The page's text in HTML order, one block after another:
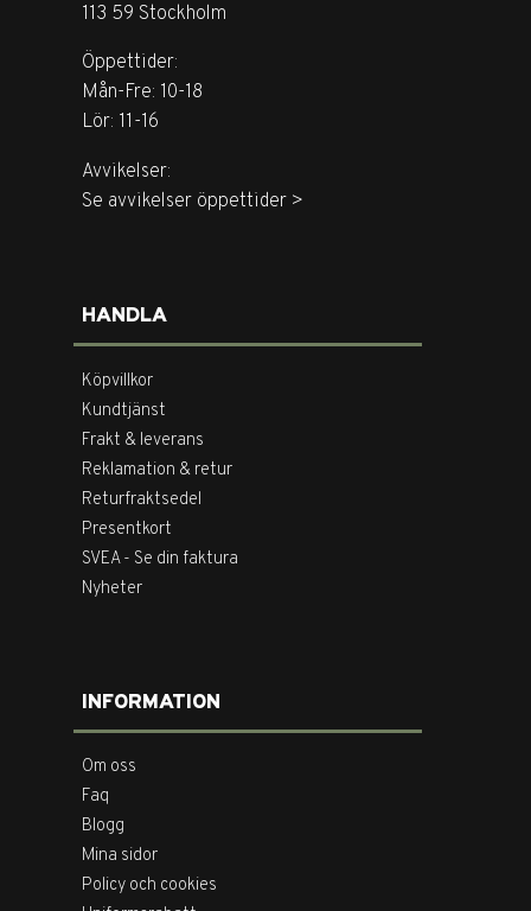
113 59 Stockholm
Öppettider:
Mån-Fre: 10-18
Lör: 11-16
Avvikelser:
Se avvikelser öppettider >
HANDLA
Köpvillkor
Kundtjänst
Frakt & leverans
Reklamation & retur
Returfraktsedel
Presentkort
SVEA - Se din faktura
Nyheter
INFORMATION
Om oss
Faq
Blogg
Mina sidor
Policy och cookies